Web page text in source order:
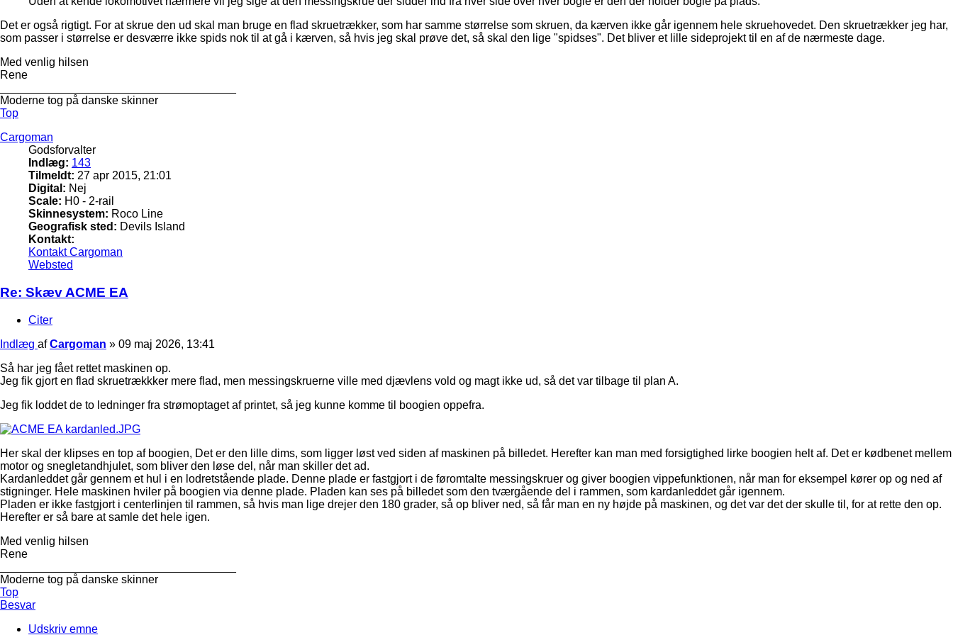
Det er også rigtigt. For at skrue den ud skal man bruge en flad skruetrækker, som har samme størrelse som skruen, da kærven ikke går igennem hele skruehovedet. Den skruetrækker jeg har,
som passer i størrelse er desværre ikke spids nok til at gå i kærven, så hvis jeg skal prøve det, så skal den lige "spidses". Det bliver et lille sideprojekt til en af de nærmeste dage.
Med venlig hilsen
Rene
Moderne tog på danske skinner
Top
Cargoman
Godsforvalter
Indlæg: 143
Tilmeldt: 27 apr 2015, 21:01
Digital: Nej
Scale: H0 - 2-rail
Skinnesystem: Roco Line
Geografisk sted: Devils Island
Kontakt:
Kontakt Cargoman
Websted
Re: Skæv ACME EA
Citer
Indlæg afCargoman » 09 maj 2026, 13:41
Så har jeg fået rettet maskinen op.
Jeg fik gjort en flad skruetrækkker mere flad, men messingskruerne ville med djævlens vold og magt ikke ud, så det var tilbage til plan A.
Jeg fik loddet de to ledninger fra strømoptaget af printet, så jeg kunne komme til boogien oppefra.
Her skal der klipses en top af boogien, Det er den lille dims, som ligger løst ved siden af maskinen på billedet. Herefter kan man med forsigtighed lirke boogien helt af. Det er kødbenet mellem
motor og snegletandhjulet, som bliver den løse del, når man skiller det ad.
Kardanleddet går gennem et hul i en lodretstående plade. Denne plade er fastgjort i de føromtalte messingskruer og giver boogien vippefunktionen, når man for eksempel kører op og ned af
stigninger. Hele maskinen hviler på boogien via denne plade. Pladen kan ses på billedet som den tværgående del i rammen, som kardanleddet går igennem.
Pladen er ikke fastgjort i centerlinjen til rammen, så hvis man lige drejer den 180 grader, så op bliver ned, så får man en ny højde på maskinen, og det var det der skulle til, for at rette den op.
Herefter er så bare at samle det hele igen.
Med venlig hilsen
Rene
Moderne tog på danske skinner
Top
Besvar
Udskriv emne